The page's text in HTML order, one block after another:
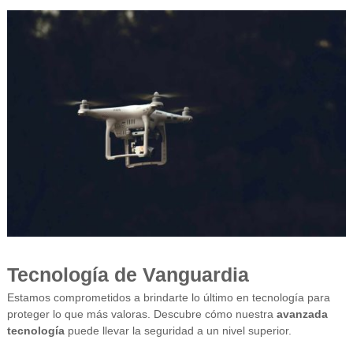
Tecnología de Vanguardia
Estamos comprometidos a brindarte lo último en tecnología para
proteger lo que más valoras. Descubre cómo nuestra avanzada
tecnologíapuede llevar la seguridad a un nivel superior.